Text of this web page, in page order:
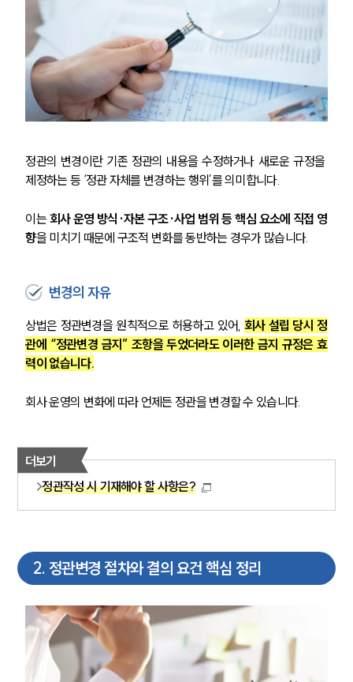
정관의 변경이란 기존 정관의 내용을 수정하거나 새로운 규정을
제정하는 등 ‘정관 자체를 변경하는 행위’를 의미합니다.
이는 회사 운영 방식·자본 구조·사업 범위 등 핵심 요소에 직접 영
향을 미치기 때문에 구조적 변화를 동반하는 경우가 많습니다.
변경의 자유
상법은 정관변경을 원칙적으로 허용하고 있어, 회사 설립 당시 정
관에 “정관변경 금지” 조항을 두었더라도 이러한 금지 규정은 효
력이 없습니다.
회사 운영의 변화에 따라 언제든 정관을 변경할 수 있습니다.
더보기
정관작성 시 기재해야 할 사항은?
2. 정관변경 절차와 결의 요건 핵심 정리